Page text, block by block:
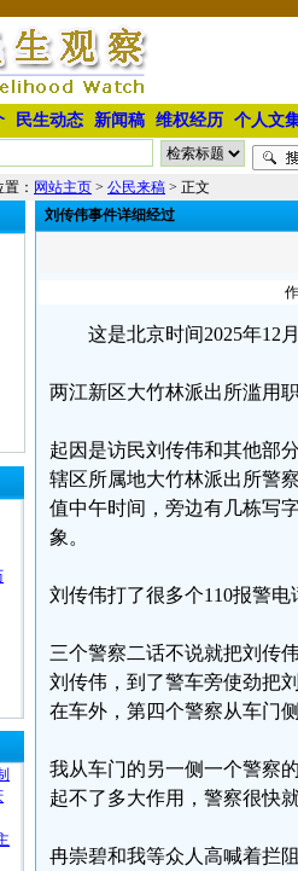
民生动态 新闻稿 维权经历 个人文
： 网站主页 > 公民来稿 > 正文
刘传伟事件详细经过
这是北京时间2025年12
两江新区大竹林派出所滥用
起因是访民刘传伟和其他部
辖区所属地大竹林派出所警
值中午时间，旁边有几栋写
象。
刘传伟打了很多个110报警
三个警察二话不说就把刘传
刘传伟，到了警车旁使劲把
在车外，第四个警察从车门
我从车门的另一侧一个警察
起不了多大作用，警察很快
冉崇碧和我等众人高喊着拦